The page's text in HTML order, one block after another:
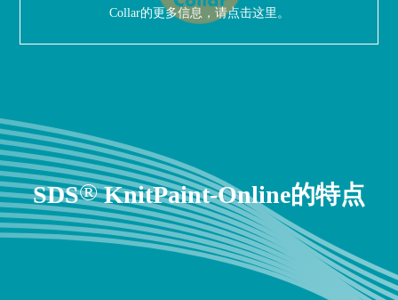
Collar的更多信息，请点击这里。
SDS®KnitPaint-Online的特点